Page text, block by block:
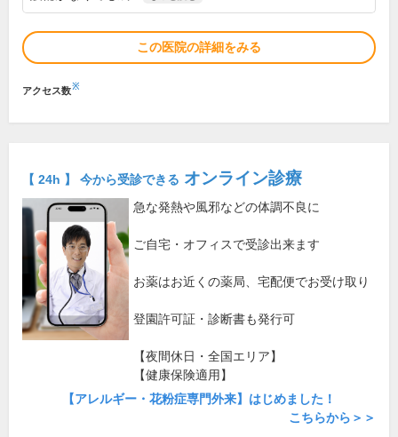
この医院の詳細をみる
アクセス数※
【 24h 】 今から受診できる オンライン診療
急な発熱や風邪などの体調不良に
ご自宅・オフィスで受診出来ます
お薬はお近くの薬局、宅配便でお受け取り
登園許可証・診断書も発行可
【夜間休日・全国エリア】
【健康保険適用】
【アレルギー・花粉症専門外来】はじめました！
こちらから＞＞